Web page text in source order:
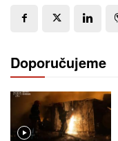
Doporučujeme